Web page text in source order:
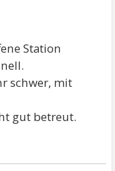
Station
schwer, mit
gut betreut.